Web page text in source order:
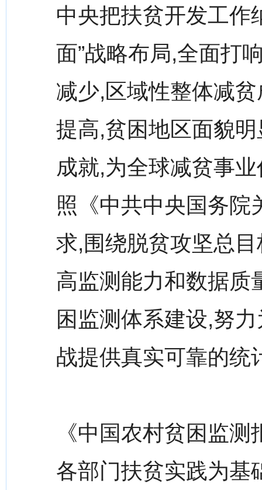
中央把扶贫开发工作
面”战略布局,全面打
减少,区域性整体减
提高,贫困地区面貌
成就,为全球减贫事
照《中共中央国务院
求,围绕脱贫攻坚总
高监测能力和数据质
困监测体系建设,努
战提供真实可靠的统
《中国农村贫困监
各部门扶贫实践为基